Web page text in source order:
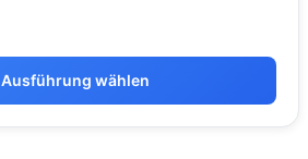
Ausführung wählen